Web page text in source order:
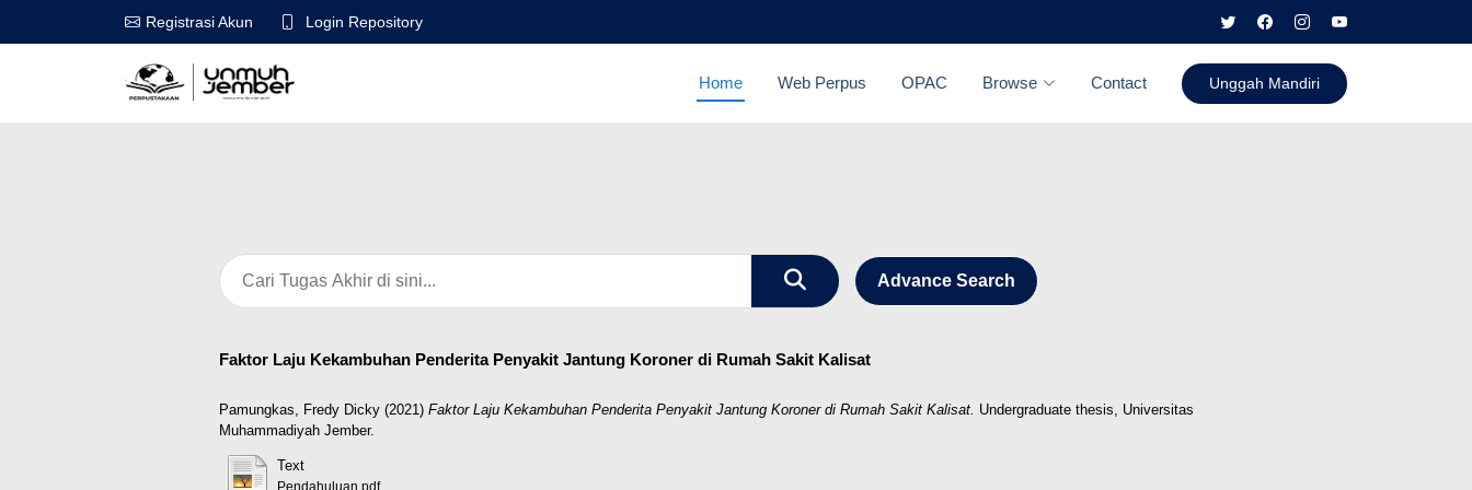
Registrasi Akun Login Repository
Home Web Perpus OPAC Browse Contact Unggah Mandiri
Advance Search
Faktor Laju Kekambuhan Penderita Penyakit Jantung Koroner di Rumah Sakit Kalisat
Pamungkas, Fredy Dicky (2021) Faktor Laju Kekambuhan Penderita Penyakit Jantung Koroner di Rumah Sakit Kalisat. Undergraduate thesis, Universitas
Muhammadiyah Jember.
Text
Pendahuluan.pdf